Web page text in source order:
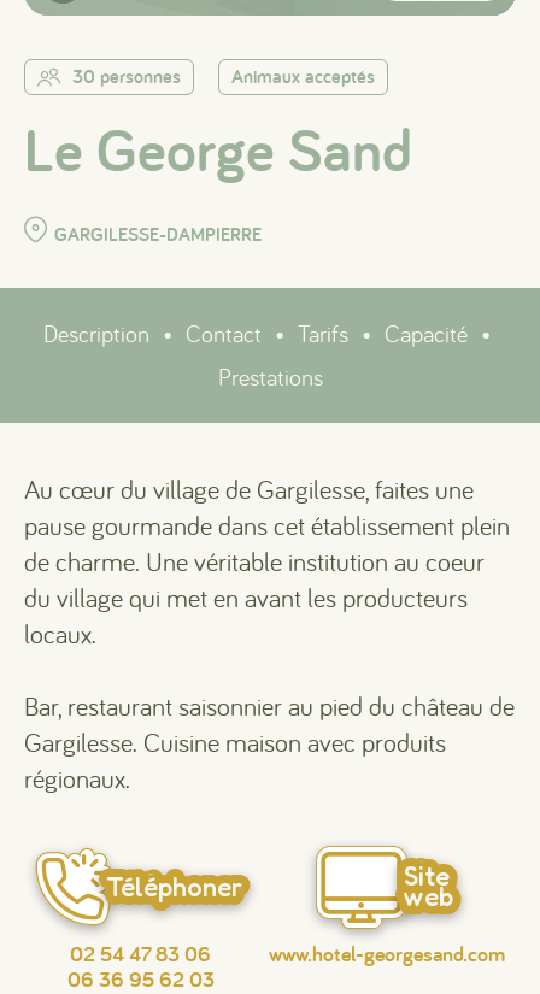
30 personnes Animaux acceptés
Le George Sand
GARGILESSE-DAMPIERRE
Description • Contact • Tarifs • Capacité •
Prestations
Au cœur du village de Gargilesse, faites une
pause gourmande dans cet établissement plein
de charme. Une véritable institution au coeur
du village qui met en avant les producteurs
locaux.
Bar, restaurant saisonnier au pied du château de
Gargilesse. Cuisine maison avec produits
régionaux.
Téléphoner
02 54 47 83 06
06 36 95 62 03
Site
web
www.hotel-georgesand.com